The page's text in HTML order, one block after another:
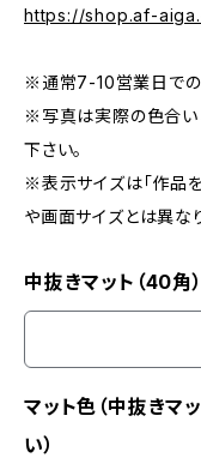
https://shop.af-
※通常7-10営業日での
※写真は実際の色合い
下さい。
※表示サイズは「作品
や画面サイズとは異な
中抜きマット（40角）
マット色（中抜きマ
い）